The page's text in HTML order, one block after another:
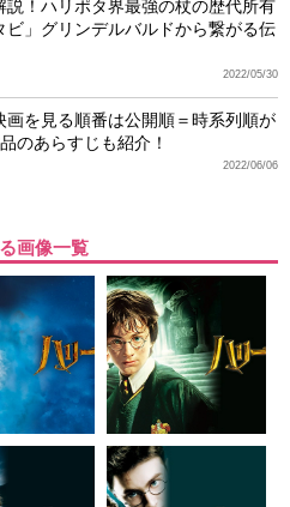
説！ハリポタ界最強の杖の歴代所有
ビ」グリンデルバルドから繋がる伝
2022/05/30
画を見る順番は公開順＝時系列順が
のあらすじも紹介！
2022/06/06
画像一覧